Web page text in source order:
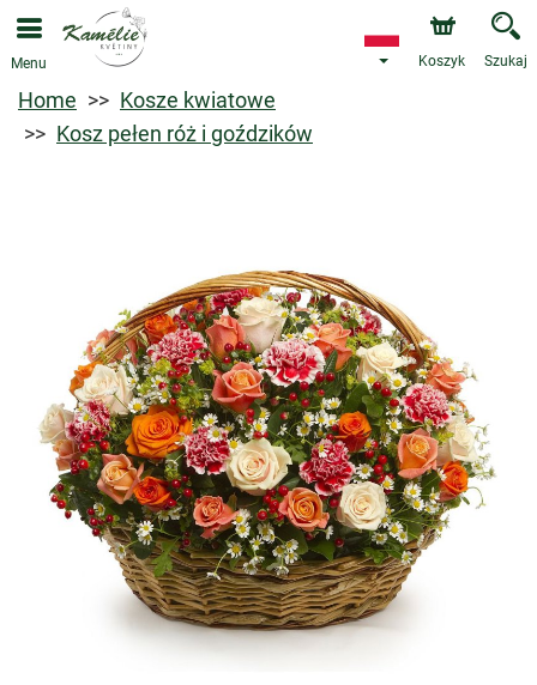
Menu Koszyk Szukaj
Home
Kosze kwiatowe
Kosz pełen róż i goździków